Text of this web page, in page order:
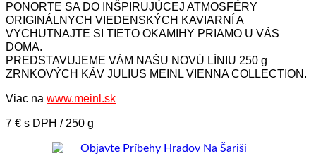
PONORTE SA DO INŠPIRUJÚCEJ ATMOSFÉRY
ORIGINÁLNYCH VIEDENSKÝCH KAVIARNÍ A
VYCHUTNAJTE SI TIETO OKAMIHY PRIAMO U VÁS
DOMA.
PREDSTAVUJEME VÁM NAŠU NOVÚ LÍNIU 250 g
ZRNKOVÝCH KÁV JULIUS MEINL VIENNA COLLECTION.
Viac na www.meinl.sk
7 € s DPH / 250 g